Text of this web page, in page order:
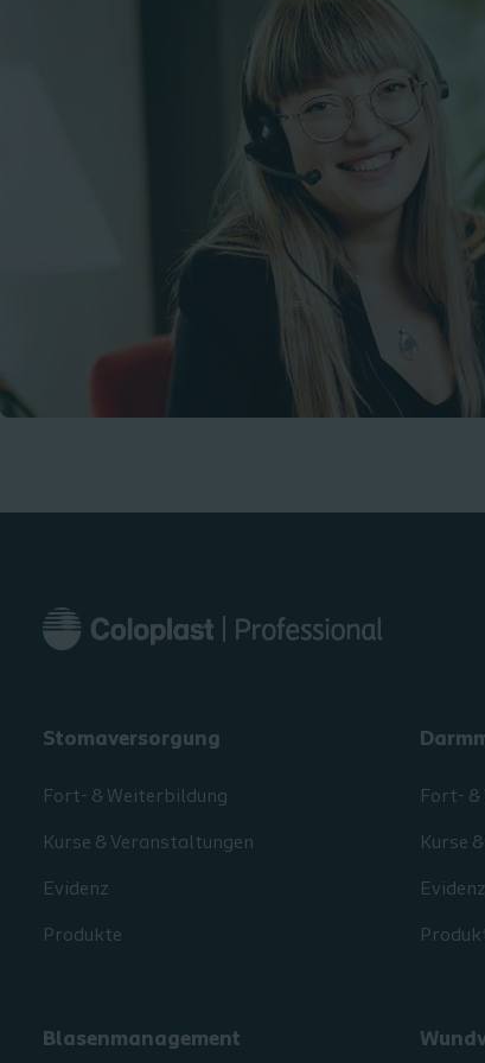
Stomaversorgung
Fort- & Weiterbildung
Kurse & Veranstaltungen
Evidenz
Produkte
Fort- &
Kurse
Evidenz
Blasenmanagement